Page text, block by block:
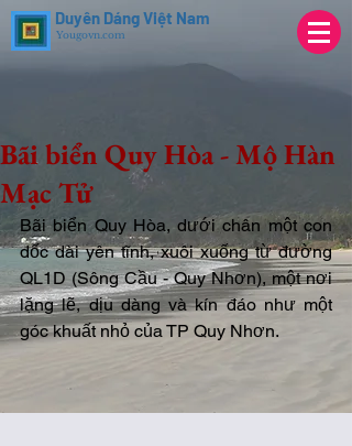
Duyên Dáng Việt Nam
Yougovn.com
Bãi biển Quy Hòa - Mộ Hàn
Mạc Tử
Bãi biển Quy Hòa, dưới chân một con
dốc dài yên tĩnh, xuôi xuống từ đường
QL1D (Sông Cầu - Quy Nhơn), một nơi
lặng lẽ, dịu dàng và kín đáo như một
góc khuất nhỏ của TP Quy Nhơn.